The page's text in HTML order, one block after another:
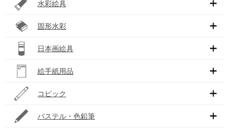
水彩絵具
固形水彩
日本画絵具
絵手紙用品
コピック
パステル・色鉛筆